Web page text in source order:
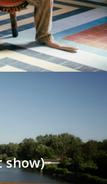
show)